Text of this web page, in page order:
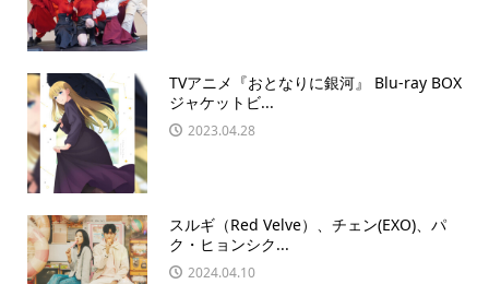
TVアニメ『おとなりに銀河』 Blu-ray BOX
ジャケットビ...
2023.04.28
スルギ（Red Velve）、チェン(EXO)、パ
ク・ヒョンシク...
2024.04.10